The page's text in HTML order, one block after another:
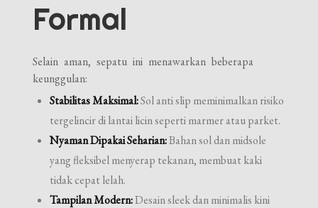
Formal
Selain aman, sepatu ini menawarkan beberapa
keunggulan:
Stabilitas Maksimal:Sol anti slip meminimalkan risiko
tergelincir di lantai licin seperti marmer atau parket.
Nyaman Dipakai Seharian:Bahan sol dan midsole
yang fleksibel menyerap tekanan, membuat kaki
tidak cepat lelah.
Tampilan Modern:Desain sleek dan minimalis kini